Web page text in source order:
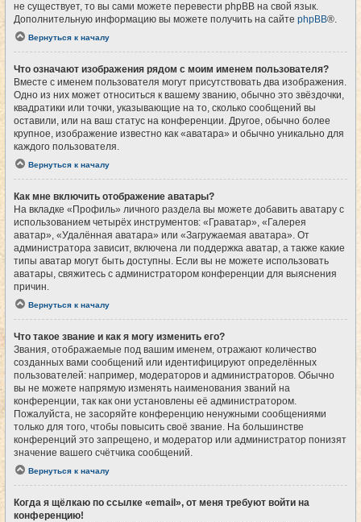
не существует, то вы сами можете перевести phpBB на свой язык.
Дополнительную информацию вы можете получить на сайте phpBB®.
Вернуться к началу
Что означают изображения рядом с моим именем пользователя?
Вместе с именем пользователя могут присутствовать два изображения.
Одно из них может относиться к вашему званию, обычно это звёздочки,
квадратики или точки, указывающие на то, сколько сообщений вы
оставили, или на ваш статус на конференции. Другое, обычно более
крупное, изображение известно как «аватара» и обычно уникально для
каждого пользователя.
Вернуться к началу
Как мне включить отображение аватары?
На вкладке «Профиль» личного раздела вы можете добавить аватару с
использованием четырёх инструментов: «Граватар», «Галерея
аватар», «Удалённая аватара» или «Загружаемая аватара». От
администратора зависит, включена ли поддержка аватар, а также какие
типы аватар могут быть доступны. Если вы не можете использовать
аватары, свяжитесь с администратором конференции для выяснения
причин.
Вернуться к началу
Что такое звание и как я могу изменить его?
Звания, отображаемые под вашим именем, отражают количество
созданных вами сообщений или идентифицируют определённых
пользователей: например, модераторов и администраторов. Обычно
вы не можете напрямую изменять наименования званий на
конференции, так как они установлены её администратором.
Пожалуйста, не засоряйте конференцию ненужными сообщениями
только для того, чтобы повысить своё звание. На большинстве
конференций это запрещено, и модератор или администратор понизят
значение вашего счётчика сообщений.
Вернуться к началу
Когда я щёлкаю по ссылке «email», от меня требуют войти на
конференцию!